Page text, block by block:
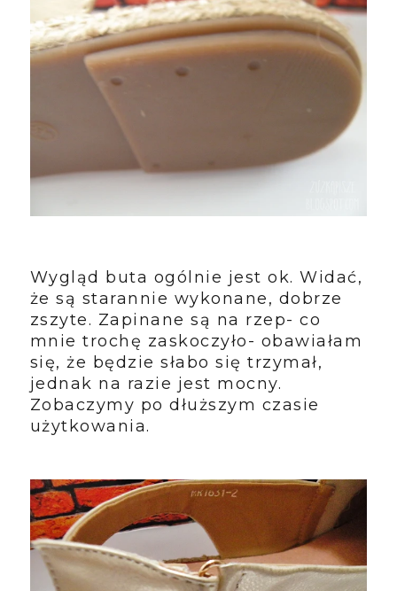
Wygląd buta ogólnie jest ok. Widać,
że są starannie wykonane, dobrze
zszyte. Zapinane są na rzep- co
mnie trochę zaskoczyło- obawiałam
się, że będzie słabo się trzymał,
jednak na razie jest mocny.
Zobaczymy po dłuższym czasie
użytkowania.